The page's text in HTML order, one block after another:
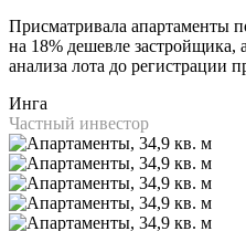
Присматривала апартаменты
на 18% дешевле застройщика,
анализа лота до регистрации
Инга
Частный инвестор